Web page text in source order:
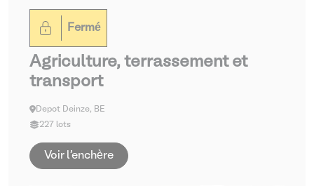
Fermé
Agriculture, terrassement et
transport
Depot Deinze, BE
227 lots
Voir l'enchère